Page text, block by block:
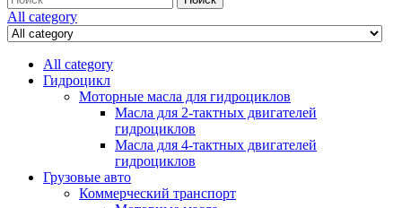
for:
All category
All category
Гидроцикл
Моторные масла для гидроциклов
Масла для 2-тактных двигателей
гидроциклов
Масла для 4-тактных двигателей
гидроциклов
Грузовые авто
Коммерческий транспорт